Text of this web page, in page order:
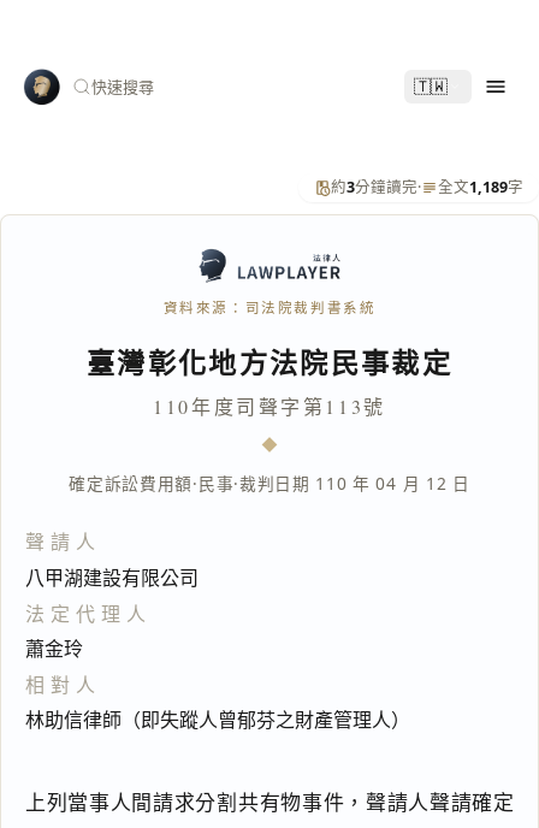
快速搜尋 🇹🇼
約3分鐘讀完· 全文1,189字
資料來源：司法院裁判書系統
臺灣彰化地方法院民事裁定
110年度司聲字第113號
確定訴訟費用額·民事·裁判日期 110 年 04 月 12 日
聲請人
八甲湖建設有限公司
法定代理人
蕭金玲
相對人
林助信律師（即失蹤人曾郁芬之財產管理人）
上列當事人間請求分割共有物事件，聲請人聲請確定